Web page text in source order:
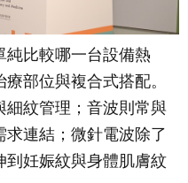
純比較哪一台設備熱
部位與複合式搭配。
細紋管理；音波則常與
連結；微針電波除了
到妊娠紋與身體肌膚紋